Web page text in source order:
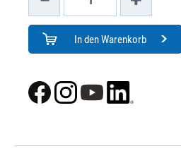
In den Warenkorb